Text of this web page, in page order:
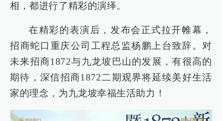
相，都进行了精彩的演绎。
在精彩的表演后，发布会正式拉开帷幕，
招商蛇口重庆公司工程总监杨鹏上台致辞。对
未来招商1872与九龙坡巴山的发展，有很高的
期待，深信招商1872二期观界将延续美好生活
家的理念，为九龙坡幸福生活助力！